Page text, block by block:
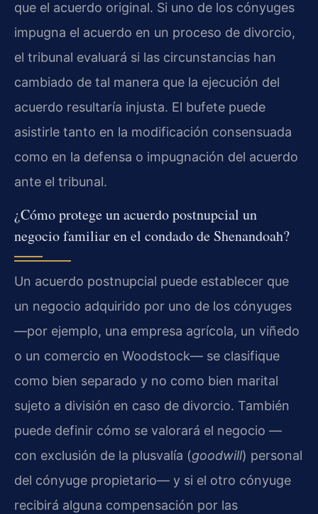
que el acuerdo original. Si uno de los cónyuges
impugna el acuerdo en un proceso de divorcio,
el tribunal evaluará si las circunstancias han
cambiado de tal manera que la ejecución del
acuerdo resultaría injusta. El bufete puede
asistirle tanto en la modificación consensuada
como en la defensa o impugnación del acuerdo
ante el tribunal.
¿Cómo protege un acuerdo postnupcial un
negocio familiar en el condado de Shenandoah?
Un acuerdo postnupcial puede establecer que
un negocio adquirido por uno de los cónyuges
—por ejemplo, una empresa agrícola, un viñedo
o un comercio en Woodstock— se clasifique
como bien separado y no como bien marital
sujeto a división en caso de divorcio. También
puede definir cómo se valorará el negocio —
con exclusión de la plusvalía (goodwill) personal
del cónyuge propietario— y si el otro cónyuge
recibirá alguna compensación por las